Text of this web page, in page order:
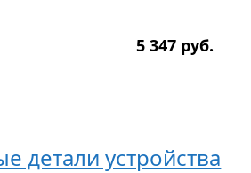
5 347 руб.
детали устройства